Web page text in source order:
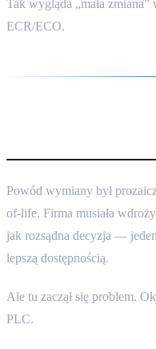
Tak wygląda „mała
ECR/ECO.
Powód wymiany był
of-life. Firma musiała
jak rozsądna decyzja —
lepszą dostępnością.
Ale tu zaczął się problem.
PLC.